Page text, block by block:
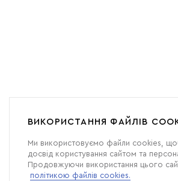
ВИКОРИСТАННЯ ФАЙЛІВ
Ми використовуємо файли cookies,
досвід користування сайтом та
Продовжуючи використання цього
політикою файлів cookies.